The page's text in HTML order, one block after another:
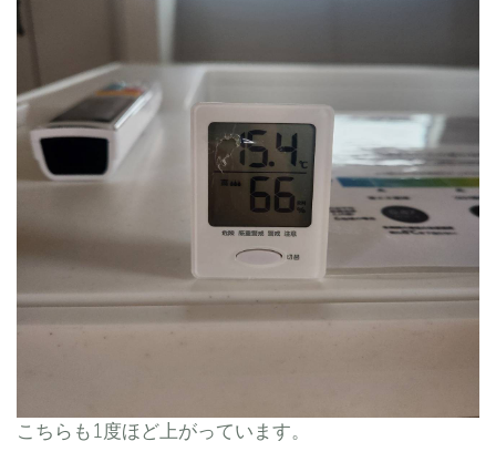
こちらも1度ほど上がっています。